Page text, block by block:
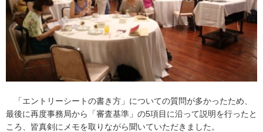
「エントリーシートの書き方」についての質問が多かったため、
最後に再度事務局から「審査基準」の5項目に沿って説明を行ったと
ころ、皆真剣にメモを取りながら聞いていただきました。